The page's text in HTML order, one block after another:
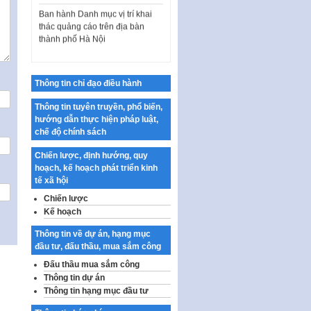
thác quảng cáo trên địa bàn
thành phố Hà Nội
tưởng của Đảng…
phí xây dựng pháp luật, hoàn
thiện thể chế, chính…
Quy định về nghiên cứu, ứng
dụng khoa học, công nghệ, đổi
mới sáng tạo và chuyển…
Quy định chi tiết và hướng dẫn
thi hành một số điều của Luật Lý
lịch tư…
Sửa đổi, bổ sung một số nội
dung tại Nghị quyết số 30/NQ-
CP ngày 24 tháng 02…
Ban hành Chương trình hành
động của Chính phủ thực hiện
Nghị quyết số 02-NQ/TW ngày
Thông tin chỉ đạo điều hành
Thông tin tuyên truyền, phổ biến,
hướng dẫn thực hiện pháp luật,
chế độ chính sách
Chiến lược, định hướng, quy
hoạch, kế hoạch phát triển kinh
tế xã hội
Chiến lược
Kế hoạch
Thông tin về dự án, hạng mục
đầu tư, đấu thầu, mua sắm công
Đấu thầu mua sắm công
Thông tin dự án
Thông tin hạng mục đầu tư